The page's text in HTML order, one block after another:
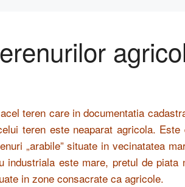
teren care in documentatia
teren este neaparat agricola.
nuri „arabile” situate in vecinatatea
industriala este mare, pretul de
in zone consacrate ca agricole.